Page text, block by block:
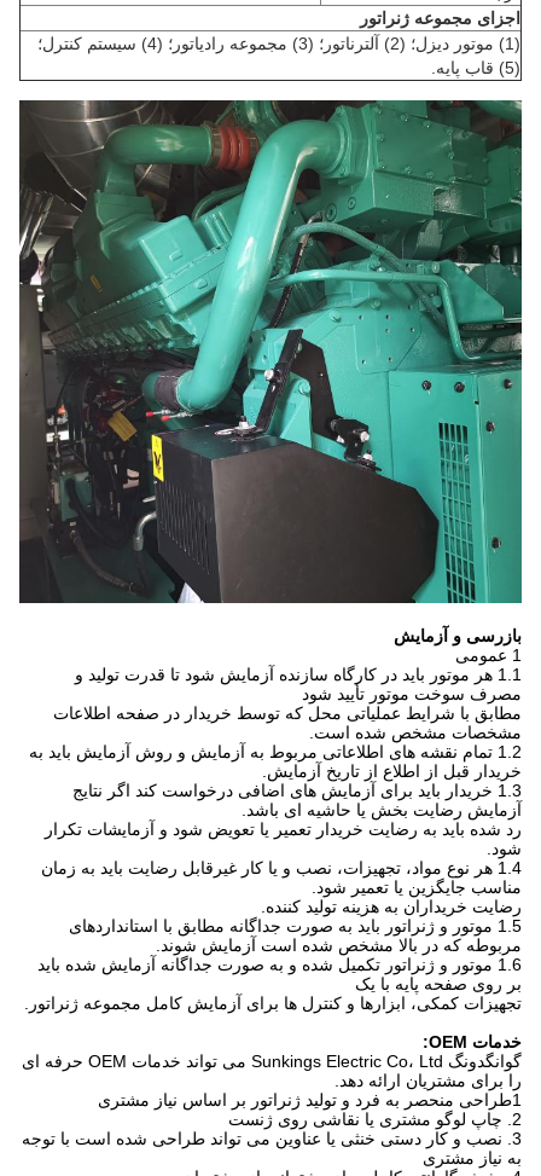
اجزای مجموعه ژنراتور
(1) موتور دیزل؛ (2) آلترناتور؛ (3) مجموعه رادیاتور؛ (4) سیستم کنترل؛
(5) قاب پایه.
بازرسی و آزمایش
1 عمومی
1.1 هر موتور باید در کارگاه سازنده آزمایش شود تا قدرت تولید و
مصرف سوخت موتور تأیید شود
مطابق با شرایط عملیاتی محل که توسط خریدار در صفحه اطلاعات
مشخصات مشخص شده است.
1.2 تمام نقشه های اطلاعاتی مربوط به آزمایش و روش آزمایش باید به
خریدار قبل از اطلاع از تاریخ آزمایش.
1.3 خریدار باید برای آزمایش های اضافی درخواست کند اگر نتایج
آزمایش رضایت بخش یا حاشیه ای باشد.
رد شده باید به رضایت خریدار تعمیر یا تعویض شود و آزمایشات تکرار
شود.
1.4 هر نوع مواد، تجهیزات، نصب و یا کار غیرقابل رضایت باید به زمان
مناسب جایگزین یا تعمیر شود.
رضایت خریداران به هزینه تولید کننده.
1.5 موتور و ژنراتور باید به صورت جداگانه مطابق با استانداردهای
مربوطه که در بالا مشخص شده است آزمایش شوند.
1.6 موتور و ژنراتور تکمیل شده و به صورت جداگانه آزمایش شده باید
بر روی صفحه پایه با یک
تجهیزات کمکی، ابزارها و کنترل ها برای آزمایش کامل مجموعه ژنراتور.
خدمات OEM:
گوانگدونگ Sunkings Electric Co، Ltd می تواند خدمات OEM حرفه ای
را برای مشتریان ارائه دهد.
1طراحی منحصر به فرد و تولید ژنراتور بر اساس نیاز مشتری
2. چاپ لوگو مشتری یا نقاشی روی ژنست
3. نصب و کار دستی خنثی یا عناوین می تواند طراحی شده است با توجه
به نیاز مشتری